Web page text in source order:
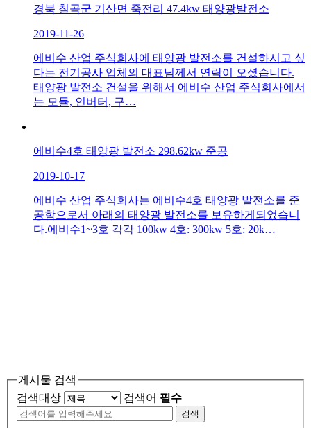
경북 칠곡군 기산면 죽전리 47.4kw 태양광발전소
2019-11-26
에비수 산업 주식회사에 태양광 발전소를 건설하시고 싶
다는 전기공사 업체의 대표님께서 연락이 오셨습니다.
태양광 발전소 건설을 위해서 에비수 산업 주식회사에서
는 모듈, 인버터, 구…
에비수4호 태양광 발전소 298.62kw 준공
2019-10-17
에비수 산업 주식회사는 에비수4호 태양광 발전소를 준
공함으로서 아래의 태양광 발전소를 보유하게되었습니
다. ​ 에비수1~3호 각각 100kw 4호: 300kw 5호: 20k…
게시물 검색
검색대상
검색어 필수
검색